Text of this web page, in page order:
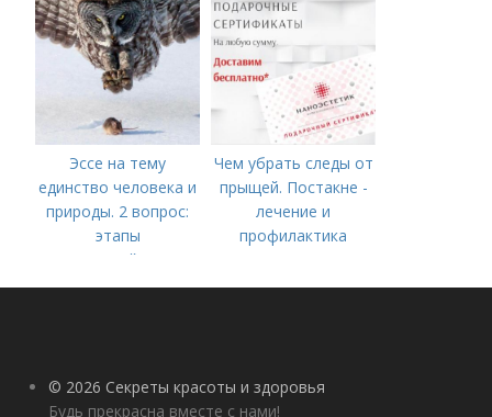
Эссе на тему
единство человека и
природы. 2 вопрос:
этапы
взаимодействия
природного и
Чем убрать следы от
прыщей. Постакне -
лечение и
профилактика
© 2026 Секреты красоты и здоровья
Будь прекрасна вместе с нами!